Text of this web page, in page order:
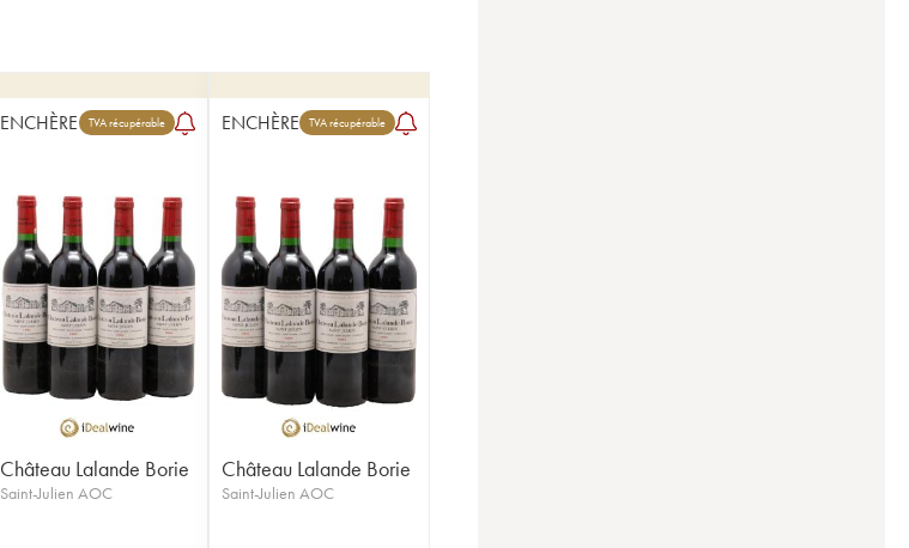
ENCHÈRE TVA récupérable
Château Lalande Borie
Saint-Julien AOC
ENCHÈRE TVA récupérable
Château Lalande Borie
Saint-Julien AOC